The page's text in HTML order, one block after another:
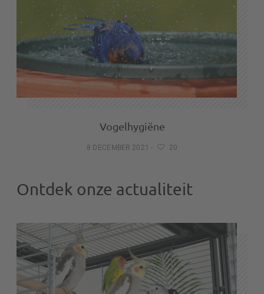
Vogelhygiëne
8 DECEMBER 2021 - 20
Ontdek onze actualiteit